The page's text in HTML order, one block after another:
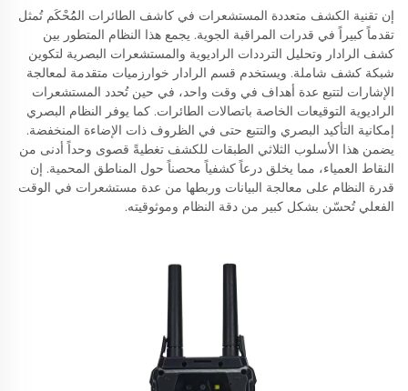
إن تقنية الكشف متعددة المستشعرات في كاشف الطائرات المُُحْكَم تُمثل
تقدماً كبيراً في قدرات المراقبة الجوية. يجمع هذا النظام المتطور بين
كشف الرادار وتحليل الترددات الراديوية والمستشعرات البصرية لتكوين
شبكة كشف شاملة. ويستخدم قسم الرادار خوارزميات متقدمة لمعالجة
الإشارات لتتبع عدة أهداف في وقت واحد، في حين تُحدد المستشعرات
الراديوية التوقيعات الخاصة باتصالات الطائرات. كما يوفر النظام البصري
إمكانية التأكيد البصري والتتبع حتى في الظروف ذات الإضاءة المنخفضة.
يضمن هذا الأسلوب الثلاثي الطبقات للكشف تغطيةً قصوى وحداً أدنى من
النقاط العمياء، مما يخلق درعاً كشفياً محصناً حول المناطق المحمية. إن
قدرة النظام على معالجة البيانات وربطها من عدة مستشعرات في الوقت
الفعلي تُحسّن بشكل كبير من دقة النظام وموثوقيته.